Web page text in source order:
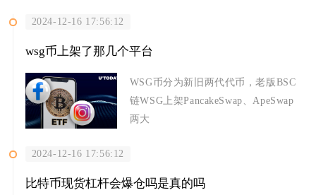
2024-12-16 17:56:12
wsg币上架了那几个平台
WSG币分为新旧两代代币，老版BSC
链WSG上架PancakeSwap、ApeSwap
两大
2024-12-16 17:56:12
比特币现货杠杆会爆仓吗是真的吗